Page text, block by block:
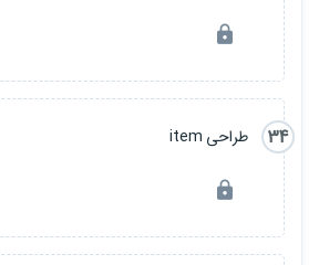
34 طراحی item